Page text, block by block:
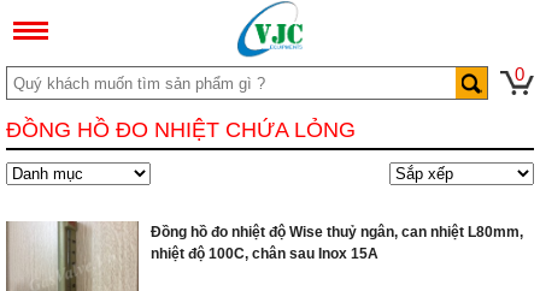
0
ĐỒNG HỒ ĐO NHIỆT CHỨA LỎNG
Đồng hồ đo nhiệt độ Wise thuỷ ngân, can nhiệt L80mm,
nhiệt độ 100C, chân sau Inox 15A